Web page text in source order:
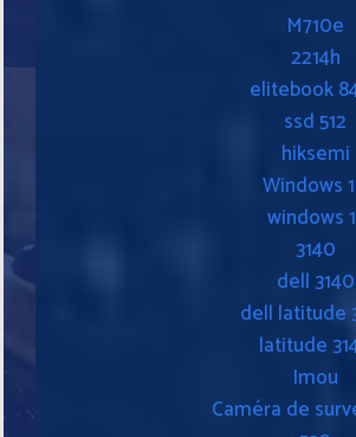
M710e
2214h
elitebook
ssd 512
hiksemi
Windows
windows
3140
dell 3140
dell latitude
latitude
Imou
Caméra de